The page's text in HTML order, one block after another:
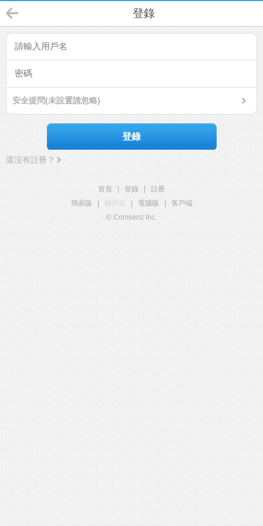
登錄
安全提問(未設置請忽略)
登錄
還沒有註冊？
首頁 登錄
註冊
簡易版
觸屏版 電腦版
客戶端
© Comsenz Inc.